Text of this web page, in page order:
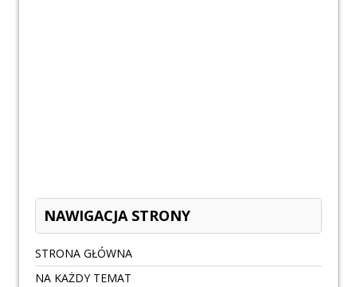
NAWIGACJA STRONY
STRONA GŁÓWNA
NA KAŻDY TEMAT